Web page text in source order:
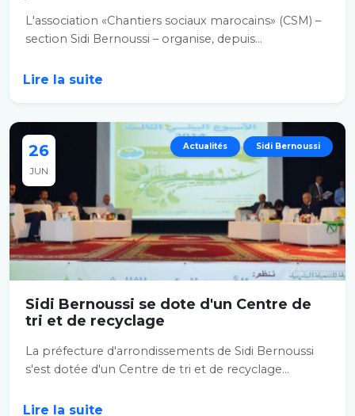
L'association «Chantiers sociaux marocains» (CSM) –
section Sidi Bernoussi – organise, depuis...
Lire la suite
26
JUN
Actualités Sidi Bernoussi
Sidi Bernoussi se dote d'un Centre de
tri et de recyclage
La préfecture d'arrondissements de Sidi Bernoussi
s'est dotée d'un Centre de tri et de recyclage...
Lire la suite